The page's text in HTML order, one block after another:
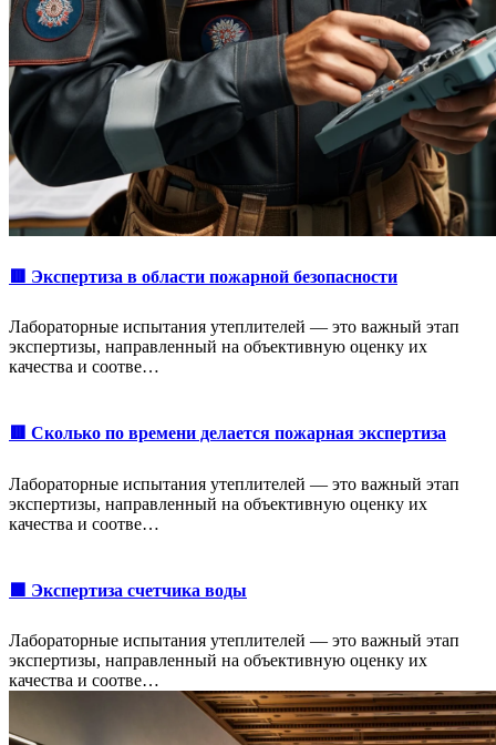
🟥 Экспертиза в области пожарной безопасности
Лабораторные испытания утеплителей — это важный этап
экспертизы, направленный на объективную оценку их
качества и соотве…
🟥 Сколько по времени делается пожарная экспертиза
Лабораторные испытания утеплителей — это важный этап
экспертизы, направленный на объективную оценку их
качества и соотве…
🟩 Экспертиза счетчика воды
Лабораторные испытания утеплителей — это важный этап
экспертизы, направленный на объективную оценку их
качества и соотве…